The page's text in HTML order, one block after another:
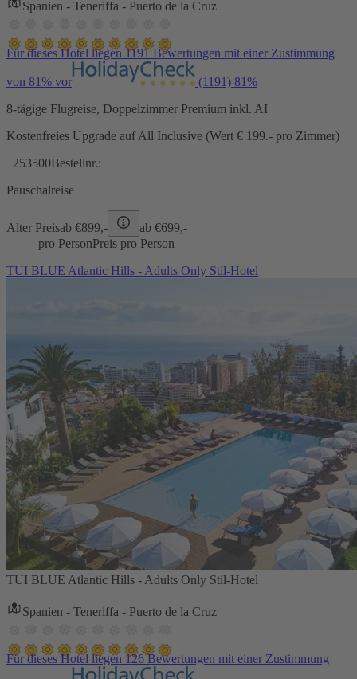
Spanien - Teneriffa - Puerto de la Cruz
Für dieses Hotel liegen 1191 Bewertungen mit einer Zustimmung
von 81% vor (1191) 81%
8-tägige Flugreise, Doppelzimmer Premium inkl. AI
Kostenfreies Upgrade auf All Inclusive (Wert € 199.- pro Zimmer)
253500Bestellnr.:
Pauschalreise
Alter Preisab €899,- ab €699,-
pro PersonPreis pro Person
TUI BLUE Atlantic Hills - Adults Only Stil-Hotel
TUI BLUE Atlantic Hills - Adults Only Stil-Hotel
Spanien - Teneriffa - Puerto de la Cruz
Für dieses Hotel liegen 126 Bewertungen mit einer Zustimmung